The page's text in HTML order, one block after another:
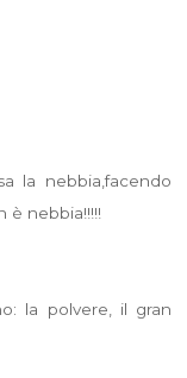
la nebbia,facendo
è nebbia!!!!!
la polvere, il gran